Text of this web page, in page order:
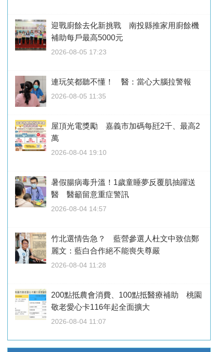
迎戰廚餘去化新挑戰 南投縣推家用廚餘機
補助每戶最高5000元
2026-08-05 17:23
連玩笑都聽不懂！ 醫：當心大腦拉警報
2026-08-05 11:35
屋頂光電獎勵 嘉義市加碼每瓩2千、最高2
萬
2026-08-04 19:10
暑假腸病毒升溫！1歲童睡夢反覆肌抽躍送
醫 醫籲留意重症警訊
2026-08-04 14:57
竹北選情告急？ 藍營參選人杜文中致信鄭
麗文：藍白合作絕不能喪失尊嚴
2026-08-04 11:28
200點抵農會消費、100點抵醫療補助 桃園
敬老愛心卡116年起全面擴大
2026-08-04 11:07